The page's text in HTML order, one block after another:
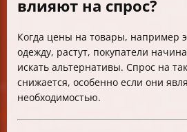
влияют на спрос?
Когда цены на товары, например
одежду, растут, покупатели
искать альтернативы. Спрос на
снижается, особенно если они
необходимостью.